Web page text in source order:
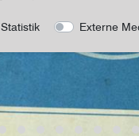
Statistik Externe